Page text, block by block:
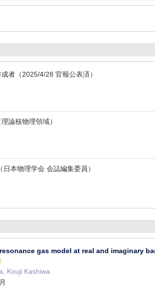
者（2025/4/28 官報公表済）
論核物理領域）
本物理学会 会誌編集委員）
gas model at real and imaginary
Kouji Kashiwa